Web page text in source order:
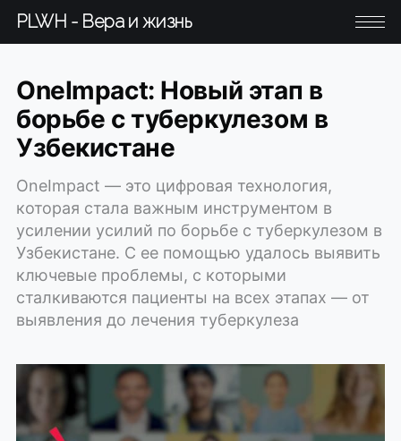
PLWH - Вера и жизнь
OneImpact: Новый этап в
борьбе с туберкулезом в
Узбекистане
OneImpact — это цифровая технология,
которая стала важным инструментом в
усилении усилий по борьбе с туберкулезом в
Узбекистане. С ее помощью удалось выявить
ключевые проблемы, с которыми
сталкиваются пациенты на всех этапах — от
выявления до лечения туберкулеза